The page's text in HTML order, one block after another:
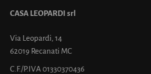
CASA LEOPARDI srl
Via Leopardi, 14
62019 Recanati MC
C.F./P.IVA 01330370436